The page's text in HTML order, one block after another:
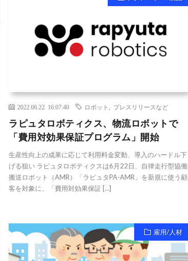
2022.06.22 16:07:40 ロボット プレスリリースなど
ラピュタロボティクス、物流ロボットで
「費用対効果保証プログラム」開始
生産性向上の成果に応じて利用料金変動、導入のハードル下
げる狙い ラピュタロボティクスは6月22日、自律走行型協働
搬送ロボット（AMR）「ラピュタPA-AMR」を新規に使う顧
客を対象に、「費用対効果保証 […]
雇用/人材